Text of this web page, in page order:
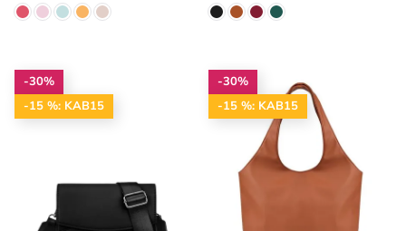
-30%
-15 %: KAB15
-30%
-15 %: KAB15